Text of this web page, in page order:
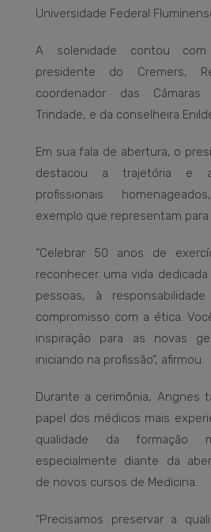
Universidade Federal
A solenidade contou
presidente do Cremers,
coordenador das Câmaras
Trindade, e da conselheira
Em sua fala de abertura, o
destacou a trajetória e
profissionais
exemplo que representam para
“Celebrar 50 anos de
reconhecer uma vida
pessoas, à
compromisso com a ética.
inspiração para as novas
iniciando na profissão”, afirmou.
Durante a cerimônia, Angnes
papel dos médicos mais
qualidade da formação
especialmente diante da
de novos cursos de Medicina.
“Precisamos preservar a